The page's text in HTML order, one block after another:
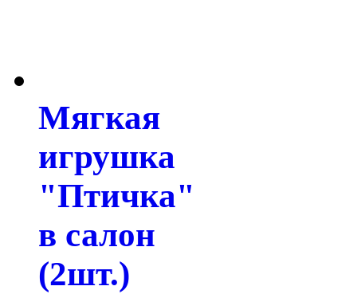
Мягкая
игрушка
"Птичка"
в салон
(2шт.)